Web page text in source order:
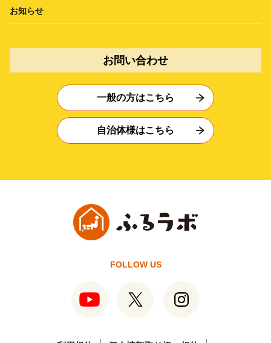
お知らせ
お問い合わせ
一般の方はこちら
自治体様はこちら
FOLLOW US